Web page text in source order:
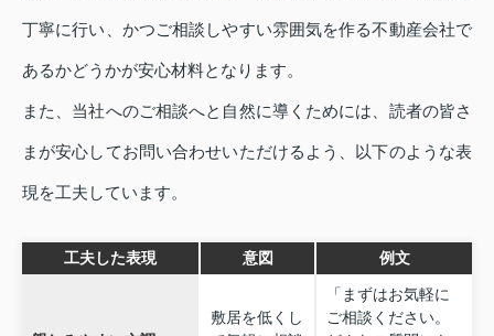
丁寧に行い、かつご相談しやすい雰囲気を作る不動産会社で
あるかどうかが安心材料となります。
また、当社へのご相談へと自然に導くためには、読者の皆さ
まが安心してお問い合わせいただけるよう、以下のような表
現を工夫しています。
工夫した表現 意図 例文
敷居を低くし
「まずはお気軽に
ご相談ください。